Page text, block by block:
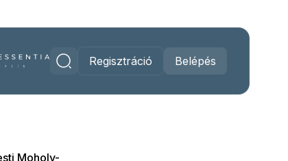
Regisztráció Belépés
Moholy-